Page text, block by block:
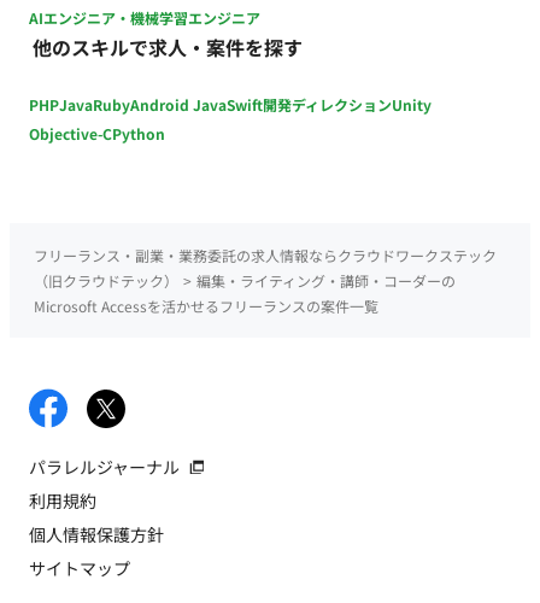
AIエンジニア・機械学習エンジニア
他のスキルで求人・案件を探す
PHPJavaRubyAndroid JavaSwift開発ディレクションUnity
Objective-CPython
フリーランス・副業・業務委託の求人情報ならクラウドワークステック
（旧クラウドテック）
> 編集・ライティング・講師・コーダーの
Microsoft Accessを活かせるフリーランスの案件一覧
パラレルジャーナル
利用規約
個人情報保護方針
サイトマップ